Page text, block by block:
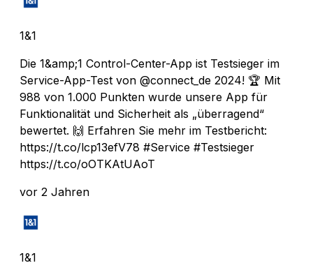
1&1
Die 1&amp;1 Control-Center-App ist Testsieger im
Service-App-Test von @connect_de 2024! 🏆 Mit
988 von 1.000 Punkten wurde unsere App für
Funktionalität und Sicherheit als „überragend“
bewertet. 🙌 Erfahren Sie mehr im Testbericht:
https://t.co/lcp13efV78 #Service #Testsieger
https://t.co/oOTKAtUAoT
vor 2 Jahren
1&1